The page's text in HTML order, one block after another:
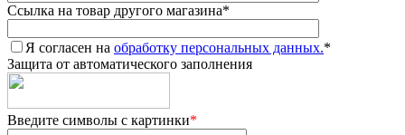
Ссылка на товар другого магазина*
Я согласен на обработку персональных данных.*
Защита от автоматического заполнения
Введите символы с картинки*